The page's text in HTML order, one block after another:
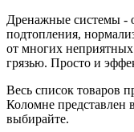
Дренажные системы -
подтопления,
от многих
грязью. Просто и
Весь список товаров
Коломне представлен
выбирайте.